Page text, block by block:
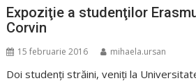
Expoziţie a studenţilor
Corvin
15 februarie 2016 mihaela.ursan
Doi studenţi străini, veniţi la